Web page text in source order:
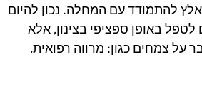
להתמודד עם המחלה. נכון להיום
באופן ספציפי בצינון, אלא
על צמחים כגון: מרווה רפואית,